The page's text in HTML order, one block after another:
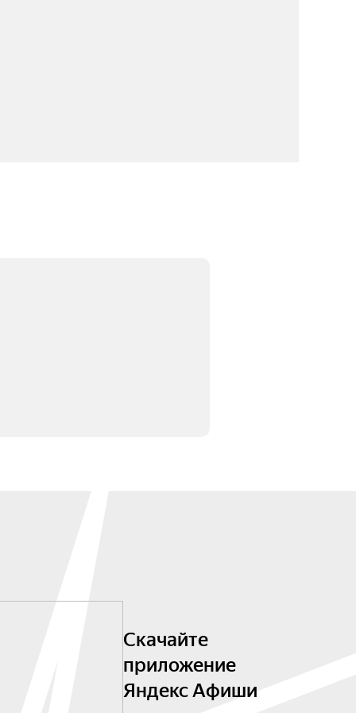
Скачайте
приложение
Яндекс Афиши